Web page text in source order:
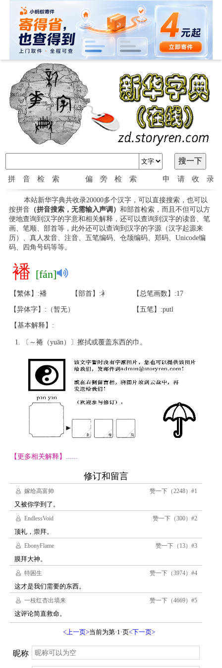
拼音检索 偏旁检索 申请收录
本站新华字典共收录20000多个汉字，可以直接搜索，也可以
按拼音（拼音搜索，无需输入声调） 和部首检索，而且不但可以方
便地查询到汉字的字意和相关解释，还可以查询到汉字的读音、笔
画、笔顺、部首等，此外还可以查询到汉字的字源（汉字起源来
历）、真人发音、注音、五笔编码、仓颉编码、郑码、Unicode编
码、四角号码等等。
襎 [fán]
【繁体】:襎 【部首】:衤 【总笔画数】:17
【异体字】:（暂无） 【五笔】:putl
【基本解释】:
〔～裷（yuān）〕擦拭或覆盖东西的巾。
【更多相关解释】......